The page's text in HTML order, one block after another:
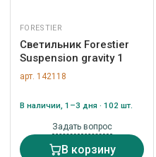
FORESTIER
Светильник Forestier
Suspension gravity 1
арт. 142118
В наличии, 1–3 дня · 102 шт.
Задать вопрос
В корзину